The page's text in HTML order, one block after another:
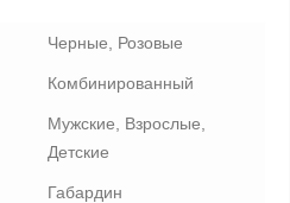
Черные, Розовые
Комбинированный
Мужские, Взрослые,
Детские
Габардин